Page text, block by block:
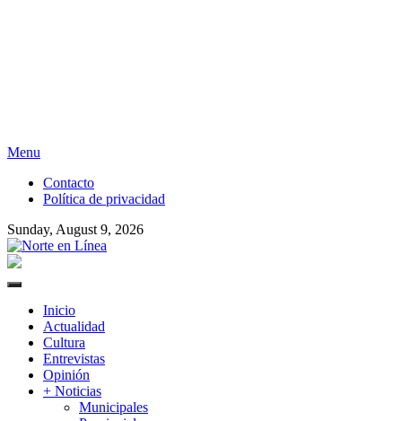
Skip
content
Menu
Contacto
Política de privacidad
Sunday, August 9, 2026
Primary
Inicio
Actualidad
Cultura
Entrevistas
Opinión
+ Noticias
Municipales